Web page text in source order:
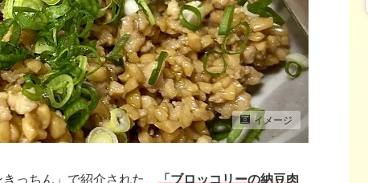
イメージ
っちん」で紹介された、 「ブロッコリーの納豆肉